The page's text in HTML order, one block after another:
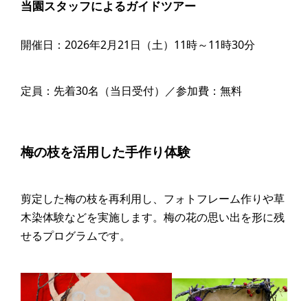
当園スタッフによるガイドツアー
開催日：2026年2月21日（土）11時～11時30分
定員：先着30名（当日受付）／参加費：無料
梅の枝を活用した手作り体験
剪定した梅の枝を再利用し、フォトフレーム作りや草
木染体験などを実施します。梅の花の思い出を形に残
せるプログラムです。